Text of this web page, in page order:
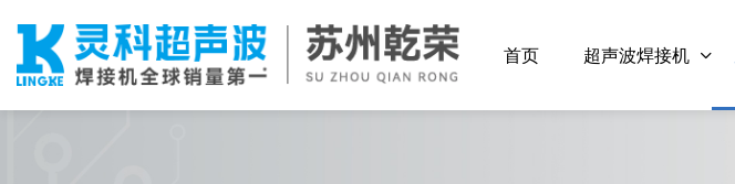
首页 超声波焊接机